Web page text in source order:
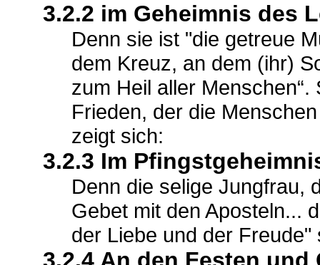
3.2.2 im Geheimnis des
Denn sie ist "die getreue
dem Kreuz, an dem (ihr)
zum Heil aller
Frieden, der die
zeigt sich:
3.2.3 Im
Denn die selige Jungfrau,
Gebet mit den Aposteln...
der Liebe und der